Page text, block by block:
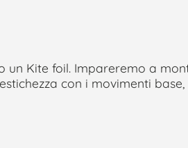
un Kite foil. Impareremo a
con i movimenti